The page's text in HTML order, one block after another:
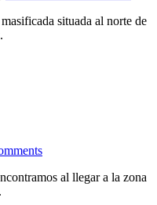
situada al norte de
al llegar a la zona